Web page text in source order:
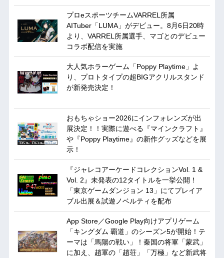
プロeスポーツチームVARREL所属
AITuber「LUMA」がデビュー。8月6日20時
より、VARREL所属選手、マゴとのデビュー
コラボ配信を実施
大人気ホラーゲーム「Poppy Playtime」よ
り、プロトタイプの超BIGアクリルスタンド
が新発売決定！
おもちゃショー2026にインフォレンズが出
展決定！！実際に遊べる『マインクラフト』
や『Poppy Playtime』の新作グッズなどを展
示！
『ジャレコアーケードコレクションVol. 1 &
Vol. 2』未発表の12タイトルを一挙公開！
「東京ゲームダンジョン 13」にてプレイア
ブル出展＆試遊ノベルティを配布
App Store／Google Play向けアプリゲーム
「キングダム 覇道」のシーズン5が開始！テ
ーマは「馬陽の戦い」！秦国の将軍「蒙武」
に加え、趙軍の「趙荘」「万極」など新武将